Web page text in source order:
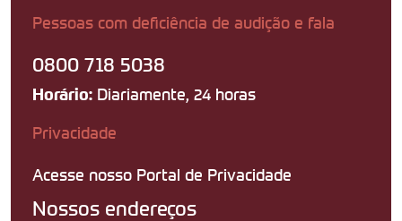
Pessoas com deficiência de audição e fala
0800 718 5038
Horário: Diariamente, 24 horas
Privacidade
Acesse nosso Portal de Privacidade
Nossos endereços